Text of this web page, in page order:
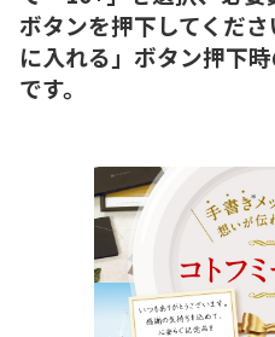
ボタンを押下してくだ
に入れる」ボタン押下
です。